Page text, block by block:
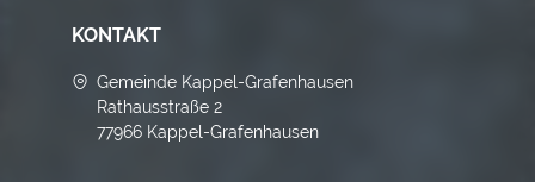
KONTAKT
Gemeinde Kappel-Grafenhausen
Rathausstraße 2
77966 Kappel-Grafenhausen